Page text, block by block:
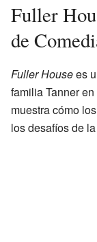
Fuller
de
Fuller Housees
familia Tanner en
muestra cómo
los desafíos de